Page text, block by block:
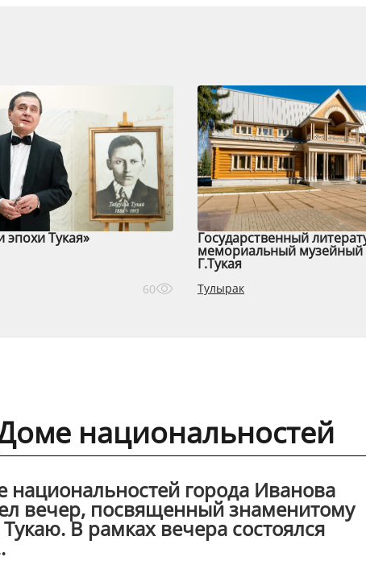
Тукая»
60
Государственный
мемориальный музейный
Г.Тукая
Тулырак
национальностей
национальностей города Иванова
вечер, посвященный знаменитому
В рамках вечера состоялся